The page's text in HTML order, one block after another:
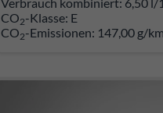
CO2-Klasse: E
CO2-Emissionen: 147,00 g/km